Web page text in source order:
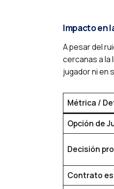
Impacto en
A pesar del
cercanas a la
jugador ni en
Métrica /
Opción de
Decisión
Contrato